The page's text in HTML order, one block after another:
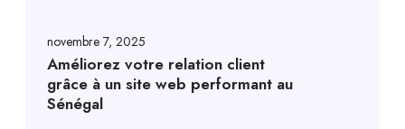
novembre 7, 2025
Améliorez votre relation client
grâce à un site web performant au
Sénégal